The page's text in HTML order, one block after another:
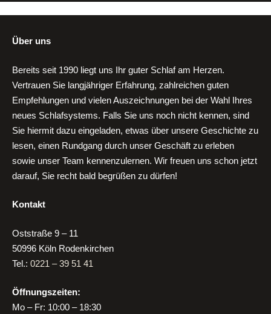
Über uns
Bereits seit 1990 liegt uns Ihr guter Schlaf am Herzen.
Vertrauen Sie langjähriger Erfahrung, zahlreichen guten
Empfehlungen und vielen Auszeichnungen bei der Wahl Ihres
neues Schlafsystems. Falls Sie uns noch nicht kennen, sind
Sie hiermit dazu eingeladen, etwas über unsere Geschichte zu
lesen, einen Rundgang durch unser Geschäft zu erleben
sowie unser Team kennenzulernen. Wir freuen uns schon jetzt
darauf, Sie recht bald begrüßen zu dürfen!
Kontakt
Oststraße 9 – 11
50996 Köln Rodenkirchen
Tel.: 0221 – 39 51 41
Öffnungszeiten:
Mo – Fr: 10:00 – 18:30